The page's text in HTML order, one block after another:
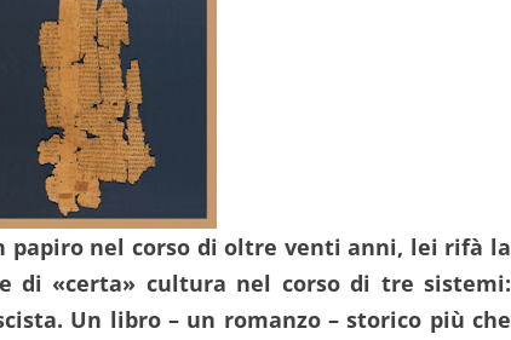
papiro nel corso di oltre venti anni, lei rifà la
di «certa» cultura nel corso di tre sistemi:
Un libro – un romanzo – storico più che